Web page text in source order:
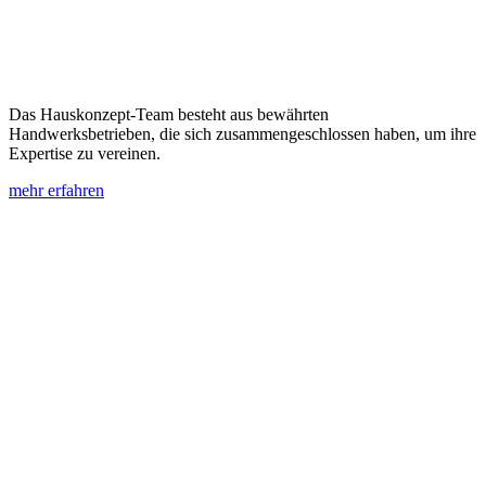
Das Hauskonzept-Team besteht aus bewährten
Handwerksbetrieben, die sich zusammengeschlossen haben, um ihre
Expertise zu vereinen.
mehr erfahren